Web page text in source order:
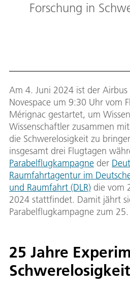
Forschung in
Am 4. Juni 2024 ist der
Novespace um 9:30 Uhr vom
Mérignac gestartet, um
Wissenschaftler zusammen
die Schwerelosigkeit zu
insgesamt drei Flugtagen
Parabelflugkampagne der
Raumfahrtagentur im
und Raumfahrt (DLR) die vom
2024 stattfindet. Damit jährt
Parabelflugkampagne zum
25 Jahre
Schwerelosigkeit